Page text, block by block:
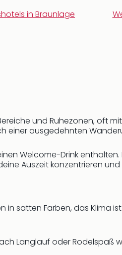
in Braunlage
und Ruhezonen, oft
einer ausgedehnten
Welcome-Drink
Auszeit konzentrieren und
in satten Farben, das Klima
Langlauf oder